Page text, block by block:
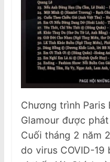
Chương trình Paris
Glamour được
Cuối tháng 2 năm
do virus COVID-19